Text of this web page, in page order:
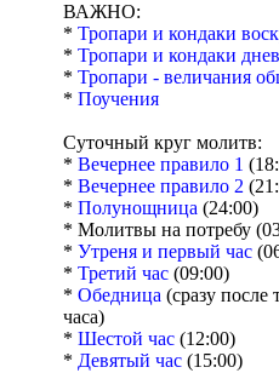
ВАЖНО:
* Тропари и кондаки
* Тропари и кондаки
* Тропари - величания
* Поучения
Суточный круг молитв:
* Вечернее правило 1
* Вечернее правило 2
* Полунощница (24:00)
* Молитвы на потребу
* Утреня и первый час
* Третий час (09:00)
* Обедница (сразу после
часа)
* Шестой час (12:00)
* Девятый час (15:00)